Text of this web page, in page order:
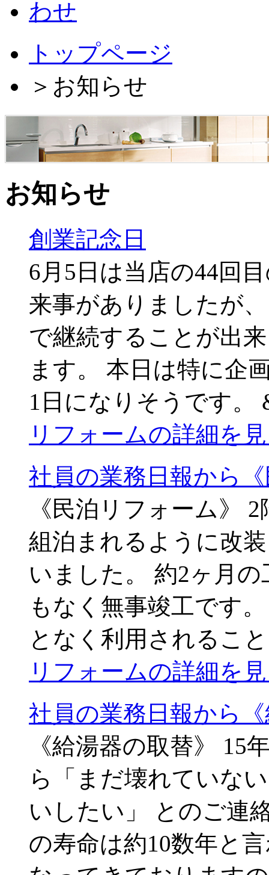
トップページ
＞ お知らせ
お知らせ
創業記念日
6月5日は当店の44回
来事がありましたが
で継続することが出
ます。 本日は特に企
1日になりそうです
リフォームの詳細を
社員の業務日報から
《民泊リフォーム》
組泊まれるように改
いました。 約2ヶ月
もなく無事竣工です
となく利用されるこ
リフォームの詳細を
社員の業務日報から
《給湯器の取替》 15
ら「まだ壊れていな
いしたい」 とのご連
の寿命は約10数年と